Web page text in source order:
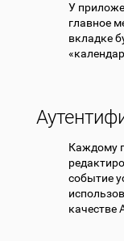
У
главное
вкладке
Каждому
событие
качестве